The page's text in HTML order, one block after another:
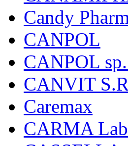
Candy
CANPOL
CANPOL
CANVIT
Caremax
CARMA